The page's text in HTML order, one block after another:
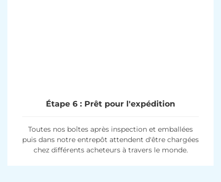
Étape 6 : Prêt pour l'expédition
Toutes nos boîtes après inspection et emballées
puis dans notre entrepôt attendent d'être chargées
chez différents acheteurs à travers le monde.